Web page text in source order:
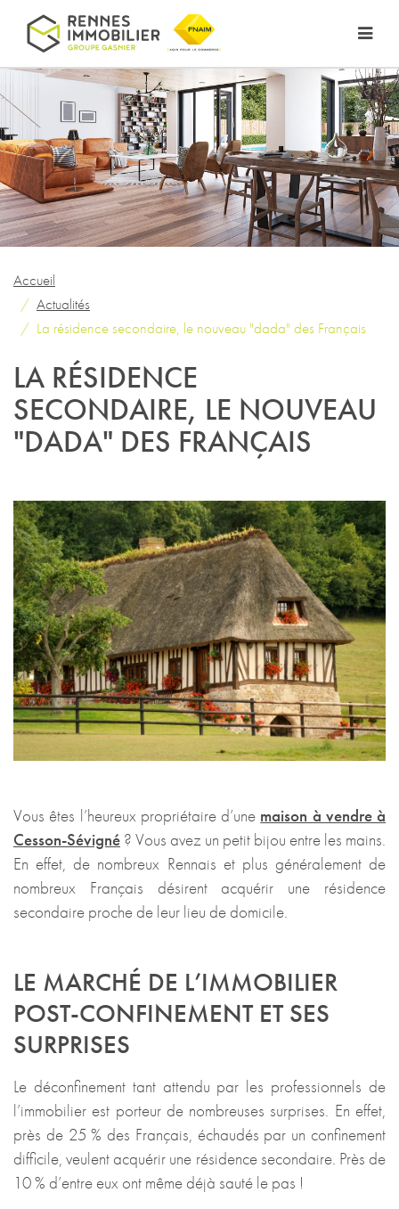
Accueil
Actualités
La résidence secondaire, le nouveau "dada" des Français
LA RÉSIDENCE
SECONDAIRE, LE NOUVEAU
"DADA" DES FRANÇAIS
Vous êtes l’heureux propriétaire d’une maison à vendre à
Cesson-Sévigné ? Vous avez un petit bijou entre les mains.
En effet, de nombreux Rennais et plus généralement de
nombreux Français désirent acquérir une résidence
secondaire proche de leur lieu de domicile.
LE MARCHÉ DE L’IMMOBILIER
POST-CONFINEMENT ET SES
SURPRISES
Le déconfinement tant attendu par les professionnels de
l’immobilier est porteur de nombreuses surprises. En effet,
près de 25 % des Français, échaudés par un confinement
difficile, veulent acquérir une résidence secondaire. Près de
10 % d’entre eux ont même déjà sauté le pas !